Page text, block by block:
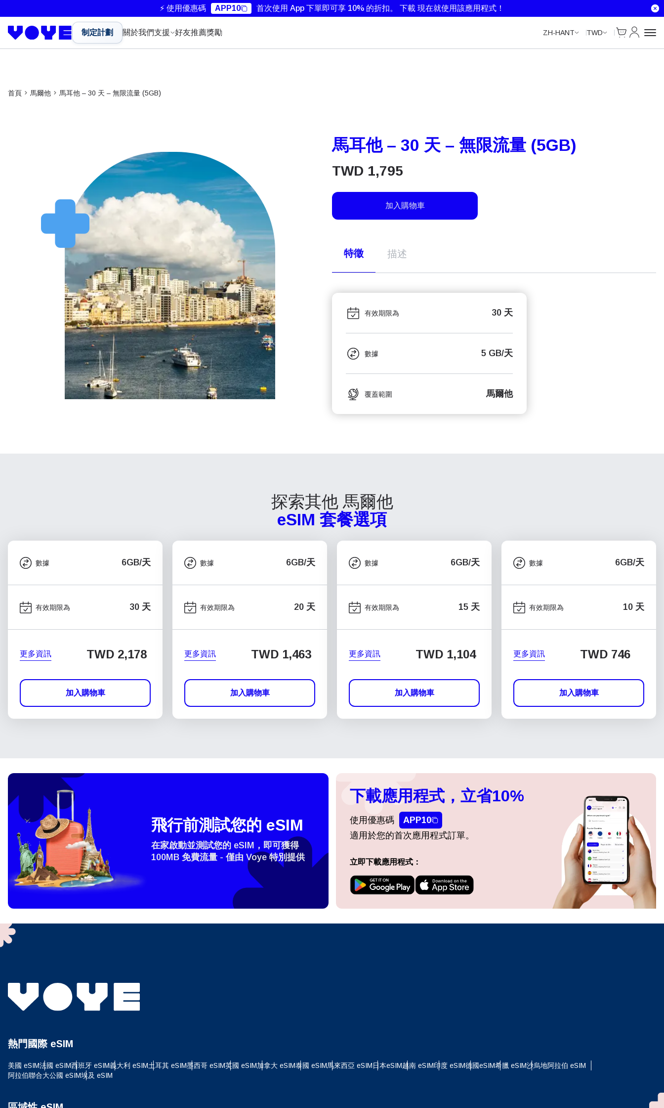
⚡ 使用優惠碼 APP10 首次使用 App 下單即可享 10% 的折扣。 下載 現在就使用該應用程式！
制定計劃 關於我們支援 好友推薦獎勵 ZH-HANT TWD
Cart
我的帳戶
首頁 馬爾他 馬耳他 – 30 天 – 無限流量 (5GB)
馬耳他 – 30 天 – 無限流量 (5GB)
TWD 1,795
加入購物車
特徵 描述
有效期限為 30 天
數據 5 GB/天
覆蓋範圍 馬爾他
探索其他 馬爾他
eSIM 套餐選項
數據 6GB/天
有效期限為 30 天
更多資訊 TWD 2,178
加入購物車
數據 6GB/天
有效期限為 20 天
更多資訊 TWD 1,463
加入購物車
數據 6GB/天
有效期限為 15 天
更多資訊 TWD 1,104
加入購物車
數據 6GB/天
有效期限為 10 天
更多資訊 TWD 746
加入購物車
How do I get my eSim?
To get your eSIM, start by checking if your device supports eSIM
They will provide you with a QR code or activation details that you can scan
飛行前測試您的 eSIM
在家啟動並測試您的 eSIM，即可獲得
100MB 免費流量 - 僅由 Voye 特別提供
下載應用程式，立省10%
使用優惠碼
APP10
適用於您的首次應用程式訂單。
立即下載應用程式：
熱門國際 eSIM
美國 eSIM法國 eSIM西班牙 eSIM義大利 eSIM土耳其 eSIM墨西哥 eSIM英國 eSIM加拿大 eSIM泰國 eSIM馬來西亞 eSIM日本eSIM越南 eSIM印度 eSIM德國eSIM希臘 eSIM沙烏地阿拉伯 eSIM
阿拉伯聯合大公國 eSIM埃及 eSIM
選擇語言： 登入或註冊